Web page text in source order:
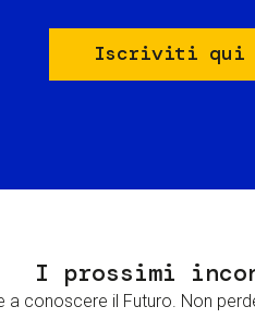
Iscriviti qui
I prossimi
a conoscere il Futuro. Non